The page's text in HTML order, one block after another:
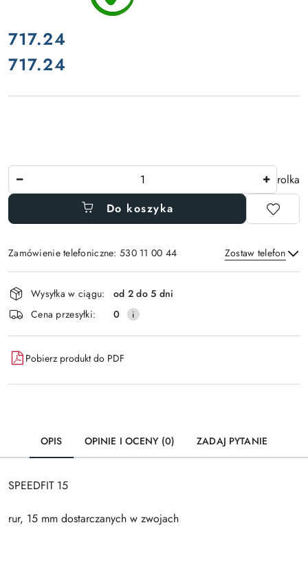
cena:
717.24
Cena:
717.24
rolka
Do koszyka
Zamówienie telefoniczne: 530 11 00 44 Zostaw telefon
Wyślij
Dostępność
i
dostawa
Wysyłka w ciągu:
od 2 do 5 dni
Cena przesyłki:
0
Pobierz produkt do PDF
OPIS OPINIE I OCENY (0) ZADAJ PYTANIE
SPEEDFIT 15
rur, 15 mm dostarczanych w zwojach